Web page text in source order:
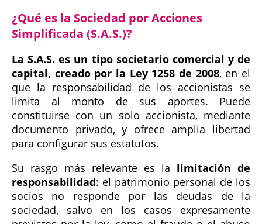
¿Qué es la Sociedad por Acciones
Simplificada (S.A.S.)?
La S.A.S. es un tipo societario comercial y de
capital, creado por la Ley 1258 de 2008, en el
que la responsabilidad de los accionistas se
limita al monto de sus aportes. Puede
constituirse con un solo accionista, mediante
documento privado, y ofrece amplia libertad
para configurar sus estatutos.
Su rasgo más relevante es la limitación de
responsabilidad: el patrimonio personal de los
socios no responde por las deudas de la
sociedad, salvo en los casos expresamente